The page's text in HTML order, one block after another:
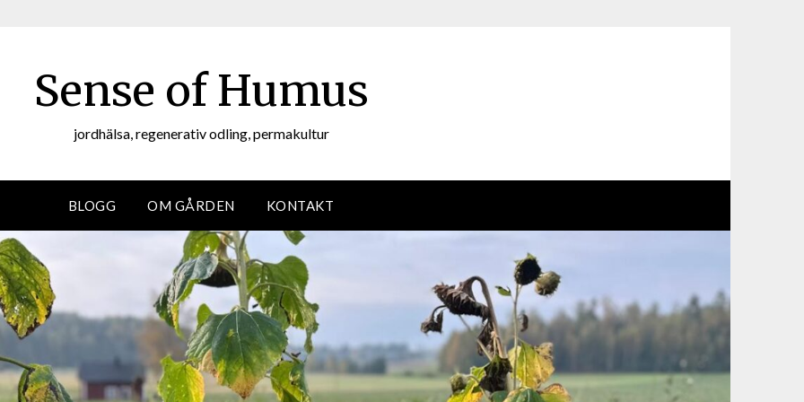
Sense of Humus
jordhälsa, regenerativ odling, permakultur
BLOGG OM GÅRDEN KONTAKT